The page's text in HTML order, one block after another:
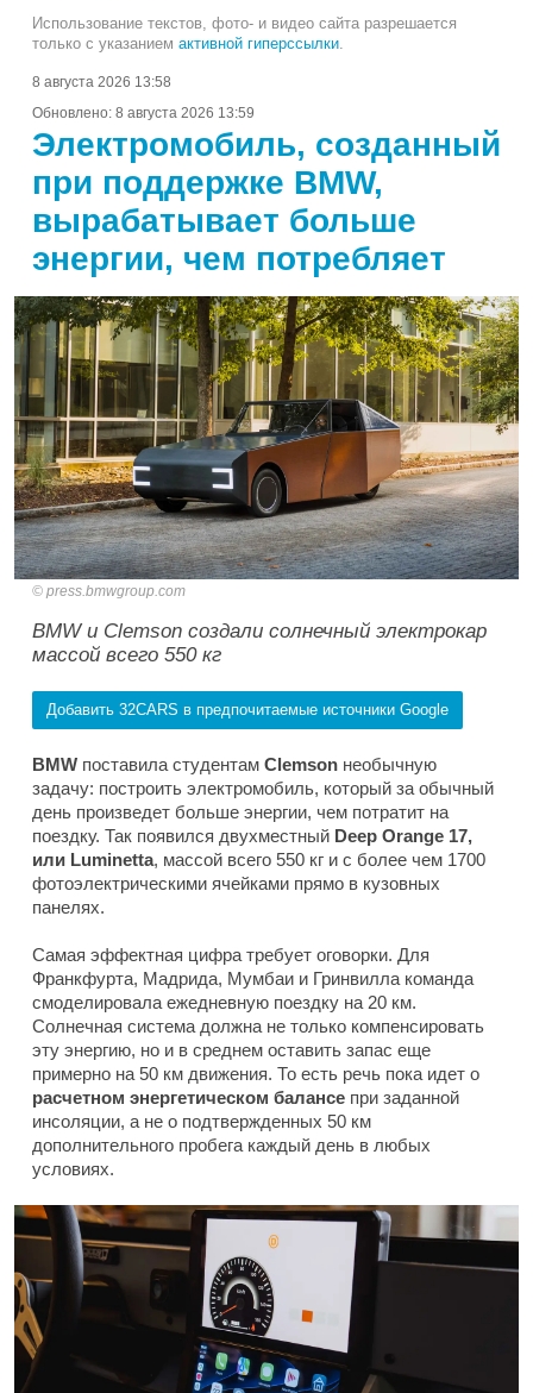
Использование текстов, фото- и видео сайта разрешается
только с указанием активной гиперссылки
8 августа 2026 13:58
Обновлено: 8 августа 2026 13:59
Электромобиль, созданный
при поддержке BMW,
вырабатывает больше
энергии, чем потребляет
press.bmwgroup.com
BMW и Clemson создали солнечный электрокар
массой всего 550 кг
Добавить 32CARS в предпочитаемые источники Google
BMW поставила студентам Clemson необычную
задачу: построить электромобиль, который за обычный
день произведет больше энергии, чем потратит на
поездку. Так появился двухместный Deep Orange 17,
или Luminetta, массой всего 550 кг и с более чем 1700
фотоэлектрическими ячейками прямо в кузовных
панелях.
Самая эффектная цифра требует оговорки. Для
Франкфурта, Мадрида, Мумбаи и Гринвилла команда
смоделировала ежедневную поездку на 20 км.
Солнечная система должна не только компенсировать
эту энергию, но и в среднем оставить запас еще
примерно на 50 км движения. То есть речь пока идет о
расчетном энергетическом балансе при заданной
инсоляции, а не о подтвержденных 50 км
дополнительного пробега каждый день в любых
условиях.